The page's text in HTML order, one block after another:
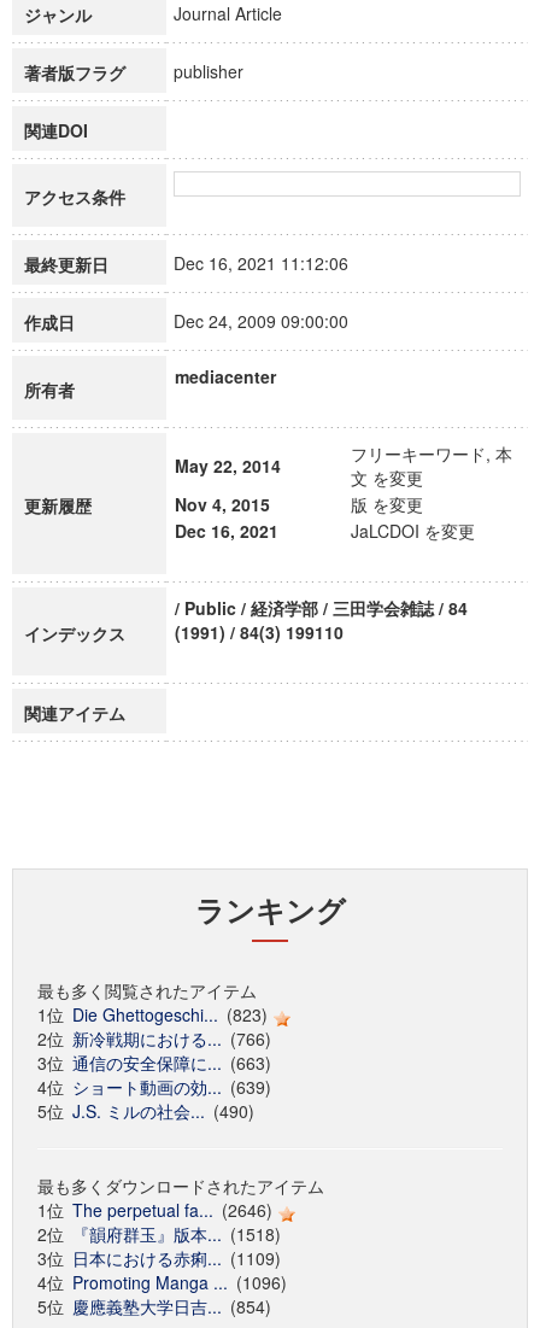
ジャンル Journal Article
著者版フラグ publisher
関連DOI
アクセス条件
最終更新日 Dec 16, 2021 11:12:06
作成日 Dec 24, 2009 09:00:00
所有者
mediacenter
更新履歴
May 22, 2014
フリーキーワード, 本
文 を変更
Nov 4, 2015
版 を変更
Dec 16, 2021
JaLCDOI を変更
インデックス
/ Public / 経済学部 / 三田学会雑誌 / 84
(1991) / 84(3) 199110
関連アイテム
ランキング
最も多く閲覧されたアイテム
1位 Die Ghettogeschi... (823)
2位 新冷戦期における... (766)
3位 通信の安全保障に... (663)
4位 ショート動画の効... (639)
5位 J.S. ミルの社会... (490)
最も多くダウンロードされたアイテム
1位 The perpetual fa... (2646)
2位
『韻府群玉』版本... (1518)
3位 日本における赤痢... (1109)
4位 Promoting Manga ... (1096)
5位 慶應義塾大学日吉... (854)